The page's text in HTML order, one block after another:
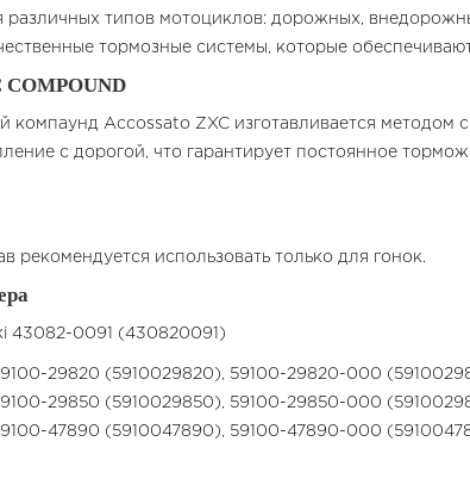
различных типов мотоциклов: дорожных,
тормозные системы, которые
COMPOUND
компаунд Accossato ZXC изготавливается методом
с дорогой, что гарантирует постоянное
рекомендуется использовать только для гонок.
43082-0091 (430820091)
29820 (5910029820), 59100-29820-000
29850 (5910029850), 59100-29850-000
47890 (5910047890), 59100-47890-000